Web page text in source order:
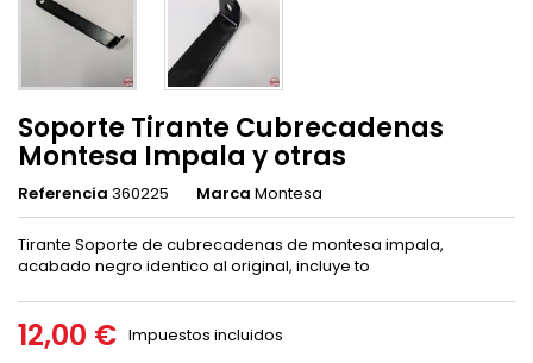
Soporte Tirante Cubrecadenas
Montesa Impala y otras
Referencia 360225 Marca Montesa
Tirante Soporte de cubrecadenas de montesa impala,
acabado negro identico al original, incluye to
12,00 € Impuestos incluidos